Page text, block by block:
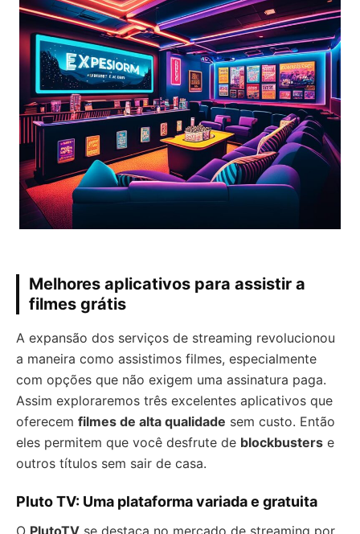
Melhores aplicativos para assistir a
filmes grátis
A expansão dos serviços de streaming revolucionou
a maneira como assistimos filmes, especialmente
com opções que não exigem uma assinatura paga.
Assim exploraremos três excelentes aplicativos que
oferecem filmes de alta qualidade sem custo. Então
eles permitem que você desfrute de blockbusters e
outros títulos sem sair de casa.
Pluto TV: Uma plataforma variada e gratuita
O PlutoTV se destaca no mercado de streaming por